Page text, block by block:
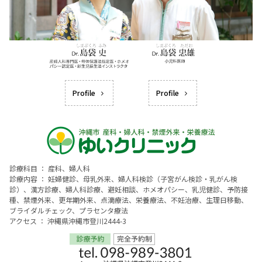
Profile Profile
診療科目 ： 産科、婦人科
診療内容 ： 妊婦健診、母乳外来、婦人科検診（子宮がん検診・乳がん検
診）、漢方診療、婦人科診療、避妊相談、ホメオパシー、乳児健診、予防接
種、禁煙外来、更年期外来、点滴療法、栄養療法、不妊治療、生理日移動、
ブライダルチェック、プラセンタ療法
アクセス ： 沖縄県沖縄市登川2444-3